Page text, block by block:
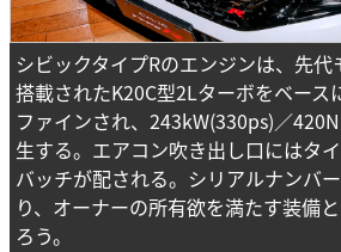
シビックタイプRのエンジンは、先代
搭載されたK20C型2Lターボをベース
ファインされ、243kW(330ps)／
生する。エアコン吹き出し口にはタ
バッチが配される。シリアルナンバ
り、オーナーの所有欲を満たす装備
ろう。